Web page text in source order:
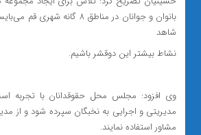
بانوان و جوانان در مناطق ۸
شاهد
نشاط بیشتر این دوقشر باشیم.
وی افزود: مجلس محل حقوقدانان با تجربه
مدیریتی و اجرایی به نخبگان سپرده شود و از
مشاور استفاده نمایند.